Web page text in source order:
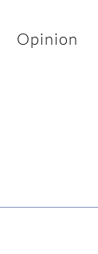
Opinion